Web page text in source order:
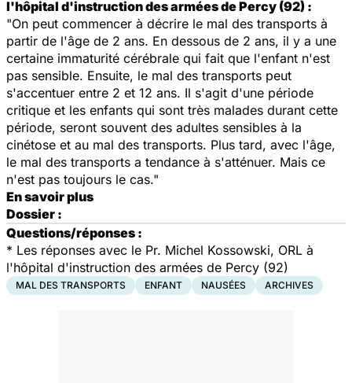
l'hôpital d'instruction des armées de Percy (92) :
"On peut commencer à décrire le mal des transports à
partir de l'âge de 2 ans. En dessous de 2 ans, il y a une
certaine immaturité cérébrale qui fait que l'enfant n'est
pas sensible. Ensuite, le mal des transports peut
s'accentuer entre 2 et 12 ans. Il s'agit d'une période
critique et les enfants qui sont très malades durant cette
période, seront souvent des adultes sensibles à la
cinétose et au mal des transports. Plus tard, avec l'âge,
le mal des transports a tendance à s'atténuer. Mais ce
n'est pas toujours le cas."
En savoir plus
Dossier :
Questions/réponses :
* Les réponses avec le Pr. Michel Kossowski, ORL à
l'hôpital d'instruction des armées de Percy (92)
MAL DES TRANSPORTS ENFANT NAUSÉES ARCHIVES